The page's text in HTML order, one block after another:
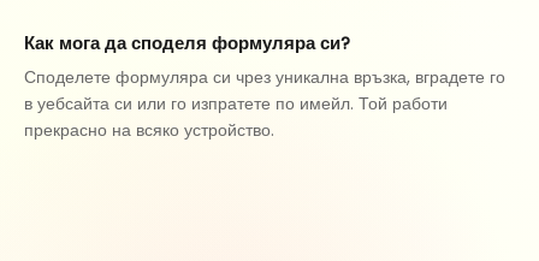
Как мога да споделя формуляра си?
Споделете формуляра си чрез уникална връзка, вградете го
в уебсайта си или го изпратете по имейл. Той работи
прекрасно на всяко устройство.